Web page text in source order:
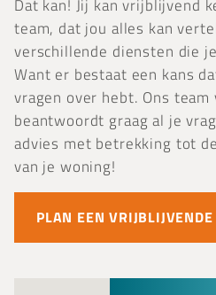
Dat kan! Jij kan vrijblijvend
team, dat jou alles kan
verschillende diensten die
Want er bestaat een kans
vragen over hebt. Ons
beantwoordt graag al je
advies met betrekking tot
van je woning!
PLAN EEN